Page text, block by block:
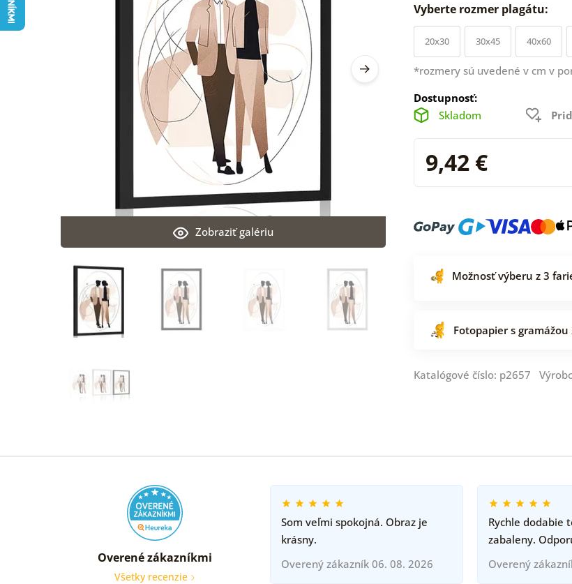
Zobraziť galériu
Vyberte rozmer plagátu:
20x30 30x45 40x60
*rozmery sú uvedené v cm v
Dostupnosť:
Skladom
9,42 €
Možnosť výberu z 3
Fotopapier s gramážou
Katalógové číslo: p2657
Overené zákazníkmi
Všetky recenzie
Som veľmi spokojná. Obraz je
krásny.
Overený zákazník 06. 08. 2026
Rychle dodabie
zabaleny.
Overený